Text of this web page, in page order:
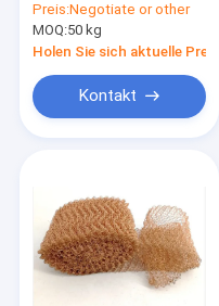
gestricktes Draht-
Mesh Tapes 25mm
Preis:Negotiate or other
MOQ:50 kg
Holen Sie sich aktuelle Preis
Kontakt